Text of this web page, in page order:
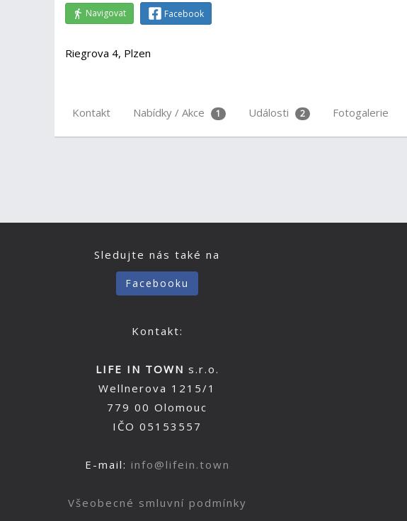
Navigovat Facebook
Riegrova 4, Plzen
Kontakt Nabídky / Akce 1 Události 2 Fotogalerie
Sledujte nás také na
Facebooku
Kontakt:
LIFE IN TOWN s.r.o.
Wellnerova 1215/1
779 00 Olomouc
IČO 05153557
E-mail: info@lifein.town
Všeobecné smluvní podmínky